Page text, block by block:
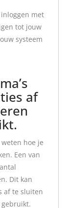
met
tot jouw
systeem
af
hoe je
Een van
Dit kan
af te sluiten